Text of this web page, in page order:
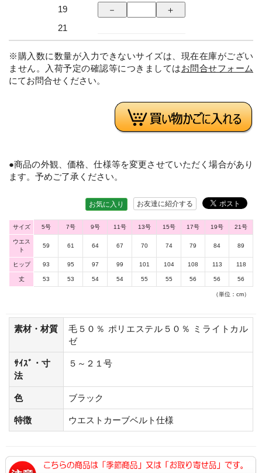
19
21
※購入数に数量が入力できないサイズは、現在在庫がござい
ません。入荷予定の確認等につきましてはお問合せフォーム
にてお問合せください。
●商品の外観、価格、仕様等を変更させていただく場合があり
ます。予めご了承ください。
お友達に紹介する
お気に入り
サイズ 5号 7号 9号 11号 13号 15号 17号 19号 21号
ウエス
ト
59 61 64 67 70 74 79 84 89
ヒップ 93 95 97 99 101 104 108 113 118
丈 53 53 54 54 55 55 56 56 56
（単位：cm）
素材・材質
毛５０％ ポリエステル５０％ ミライトカル
ゼ
ｻｲｽﾞ・寸
法
５～２１号
色 ブラック
特徴 ウエストカーブベルト仕様